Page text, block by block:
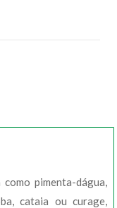
pimenta-dágua,
cataia ou curage,